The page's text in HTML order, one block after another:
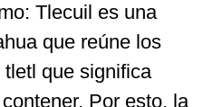
Tlecuil es una
que reúne los
que significa
Por esto, la